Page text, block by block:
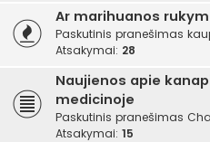
Ar marihuanos
Paskutinis pranešimas
Atsakymai: 28
Naujienos apie
medicinoje
Paskutinis pranešimas
Atsakymai: 15